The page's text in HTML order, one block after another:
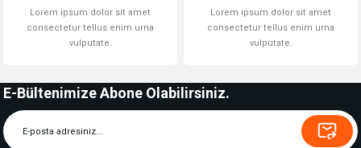
Lorem ipsum dolor sit amet
consectetur tellus enim urna
vulputate.
Lorem ipsum dolor sit amet
consectetur tellus enim urna
vulputate.
E-Bültenimize Abone Olabilirsiniz.